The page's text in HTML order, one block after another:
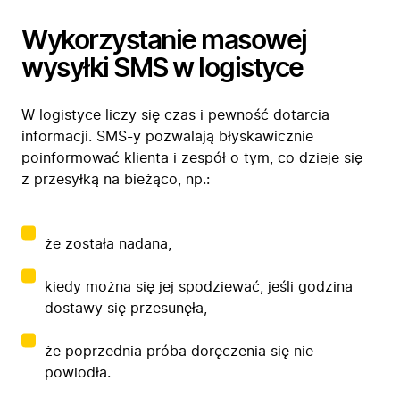
Wykorzystanie masowej
wysyłki SMS w logistyce
W logistyce liczy się czas i pewność dotarcia
informacji. SMS-y pozwalają błyskawicznie
poinformować klienta i zespół o tym, co dzieje się
z przesyłką na bieżąco, np.:
że została nadana,
kiedy można się jej spodziewać, jeśli godzina
dostawy się przesunęła,
że poprzednia próba doręczenia się nie
powiodła.